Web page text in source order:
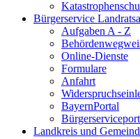
Bürgerservice
Aufgaben A - Z
Online-Dienste
Formulare
Anfahrt
BayernPortal
Landkreis und